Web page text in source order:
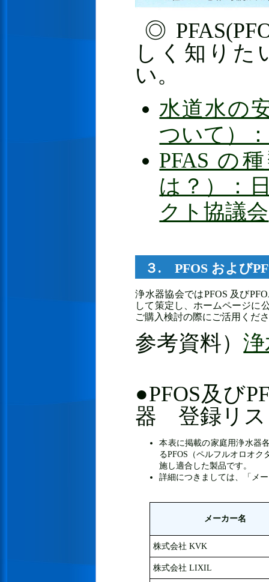
◎
しく知りた
い。
水道水の
ついて）
PFAS の
は？）：
クト協議会
３. PFOS および
浄水器協会ではPFOS 及び
して策定し、ホームページに
ご購入検討の際にご活用くだ
参考資料）
●PFOS及び
器 登録リス
本表に掲載の家庭用浄水器
るPFOS（ペルフルオロオ
施し適合した製品です。
詳細につきましては、「メ
メーカー名
株式会社 KVK
株式会社 LIXIL